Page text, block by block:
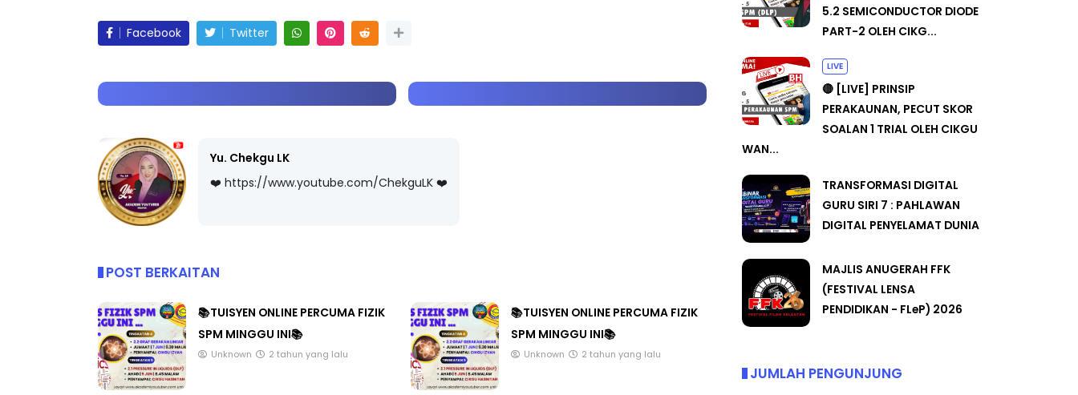
Facebook Twitter
Yu. Chekgu LK
❤️ https://www.youtube.com/ChekguLK ❤️
POST BERKAITAN
📚TUISYEN ONLINE PERCUMA FIZIK
SPM MINGGU INI📚
Unknown 2 tahun yang lalu
📚TUISYEN ONLINE PERCUMA FIZIK
SPM MINGGU INI📚
Unknown 2 tahun yang lalu
5.2 SEMICONDUCTOR DIODE
PART-2 OLEH CIKG...
LIVE
🔴 [LIVE] PRINSIP
PERAKAUNAN, PECUT SKOR
SOALAN 1 TRIAL OLEH CIKGU
WAN...
TRANSFORMASI DIGITAL
GURU SIRI 7 : PAHLAWAN
DIGITAL PENYELAMAT DUNIA
MAJLIS ANUGERAH FFK
(FESTIVAL LENSA
PENDIDIKAN - FLeP) 2026
JUMLAH PENGUNJUNG